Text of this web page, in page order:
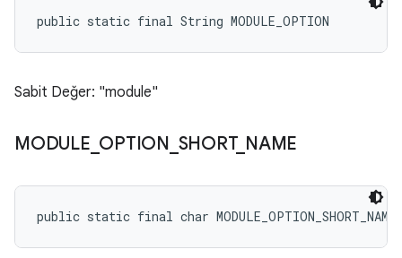
public static final String MODULE_OPTION
Sabit Değer: "module"
MODULE OPTION SHORT_ NAME
public static final char MODULE_OPTION_SHORT_NAME